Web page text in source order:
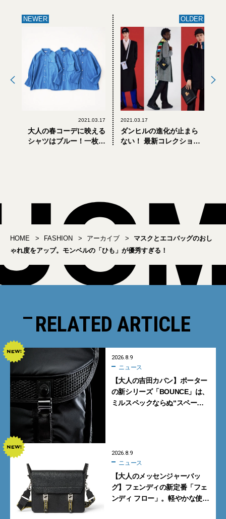
NEWER
2021.03.17
大人の春コーデに映える
シャツはブルー！一枚で
OLDER
2021.03.17
ダンヒルの進化が止まら
ない！ 最新コレクション
HOME FASHION アーカイブ
マスクとエコバッグのおし
ゃれ度をアップ。モンベルの「ひも」が優秀すぎる！
RELATED ARTICLE
2026.8.9
ニュース
【大人の吉田カバン】ポーター
の新シリーズ「BOUNCE」は、
ミルスペックならぬ“スペース
2026.8.9
ニュース
【大人のメッセンジャーバッ
グ】フェンディの新定番「フェ
ンディ フロー」。軽やかな使い